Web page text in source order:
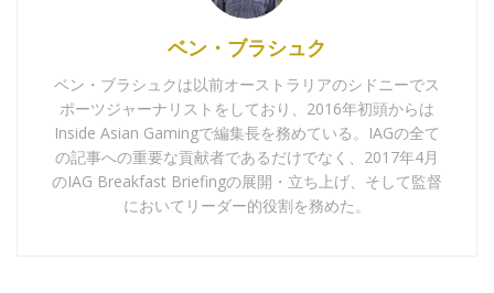
ベン・ブラシュク
ベン・ブラシュクは以前オーストラリアのシドニーでス
ポーツジャーナリストをしており、2016年初頭からは
Inside Asian Gamingで編集長を務めている。IAGの全て
の記事への重要な貢献者であるだけでなく、2017年4月
のIAG Breakfast Briefingの展開・立ち上げ、そして監督
においてリーダー的役割を務めた。